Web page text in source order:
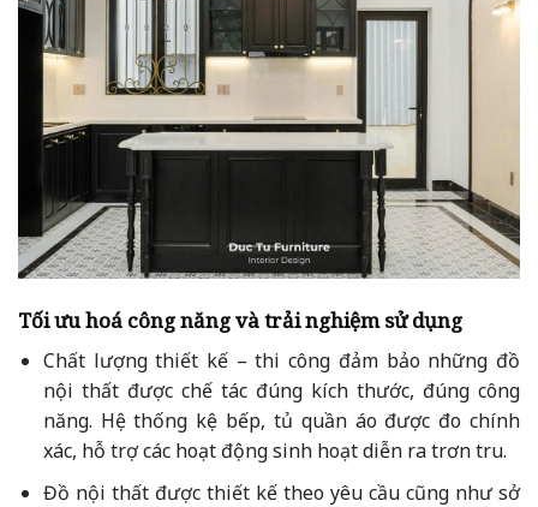
Tối ưu hoá công năng và trải nghiệm sử dụng
Chất lượng thiết kế – thi công đảm bảo những đồ
nội thất được chế tác đúng kích thước, đúng công
năng. Hệ thống kệ bếp, tủ quần áo được đo chính
xác, hỗ trợ các hoạt động sinh hoạt diễn ra trơn tru.
Đồ nội thất được thiết kế theo yêu cầu cũng như sở